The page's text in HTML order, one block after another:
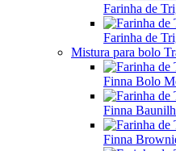
Farinha de
Farinha de
Mistura para bolo
Finna Bolo
Finna
Finna